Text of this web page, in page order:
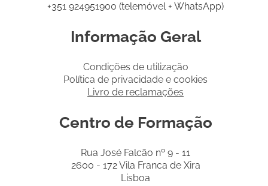
+351 924951900 (telemóvel + WhatsApp)
Informação Geral
Condições de utilização
Política de privacidade e cookies
Livro de reclamações
Centro de Formação
Rua José Falcão nº 9 - 11
2600 - 172 Vila Franca de Xira
Lisboa